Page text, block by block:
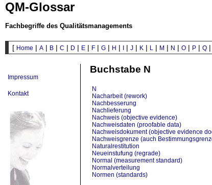
QM-Glossar
Fachbegriffe des Qualitätsmanagements
[ Home | A| B| C | D | E| F| G| H | | J| K | L | M | N | O| P| Q|
Impressum
Kontakt
Buchstabe N
N
Nacharbeit (rework)
Nachbesserung
Nachlieferung
Nachweis (objective evidence)
Nachweisdaten (proofable data)
Nachweisdokument (objective evidence
Nachweisgrenze (auch
Naturalrestitution
Neueinstufung (regrade)
Normal (measurement standard)
Normalverteilung
Normen (standards)